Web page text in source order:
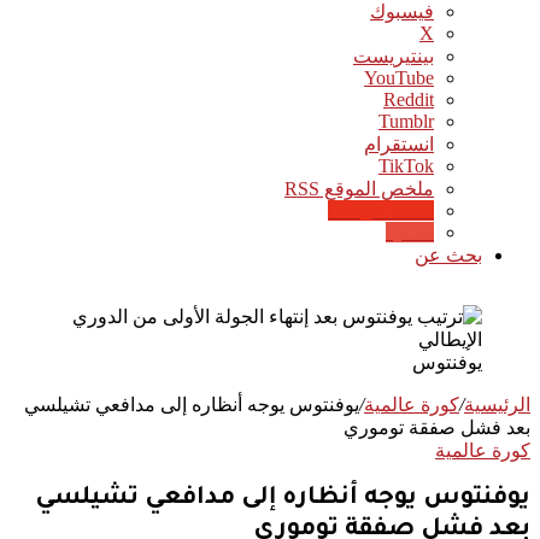
فيسبوك
‫X
بينتيريست
‫YouTube
انستقرام
‫TikTok
ملخص الموقع RSS
بحث عن
يوفنتوس
الرئيسية/كورة عالمية/يوفنتوس يوجه أنظاره إلى مدافعي تشيلسي
بعد فشل صفقة توموري
كورة عالمية
يوفنتوس يوجه أنظاره إلى مدافعي تشيلسي
بعد فشل صفقة توموري